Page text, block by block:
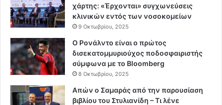
χάρτης: «Έρχονται» συγχωνεύσεις
κλινικών εντός των νοσοκομείων
9 Οκτωβρίου, 2025
Ο Ρονάλντο είναι ο πρώτος
δισεκατομμυριούχος ποδοσφαιριστής
σύμφωνα με το Bloomberg
8 Οκτωβρίου, 2025
Απών ο Σαμαράς από την παρουσίαση
βιβλίου του Στυλιανίδη – Τι λένε